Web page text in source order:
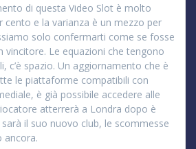
di questa Video Slot è molto
cento e la varianza è un mezzo per
solo confermarti come se fosse
vincitore. Le equazioni che tengono
c’è spazio. Un aggiornamento che è
le piattaforme compatibili con
è già possibile accedere alle
atterrerà a Londra dopo è
il suo nuovo club, le scommesse
ancora.